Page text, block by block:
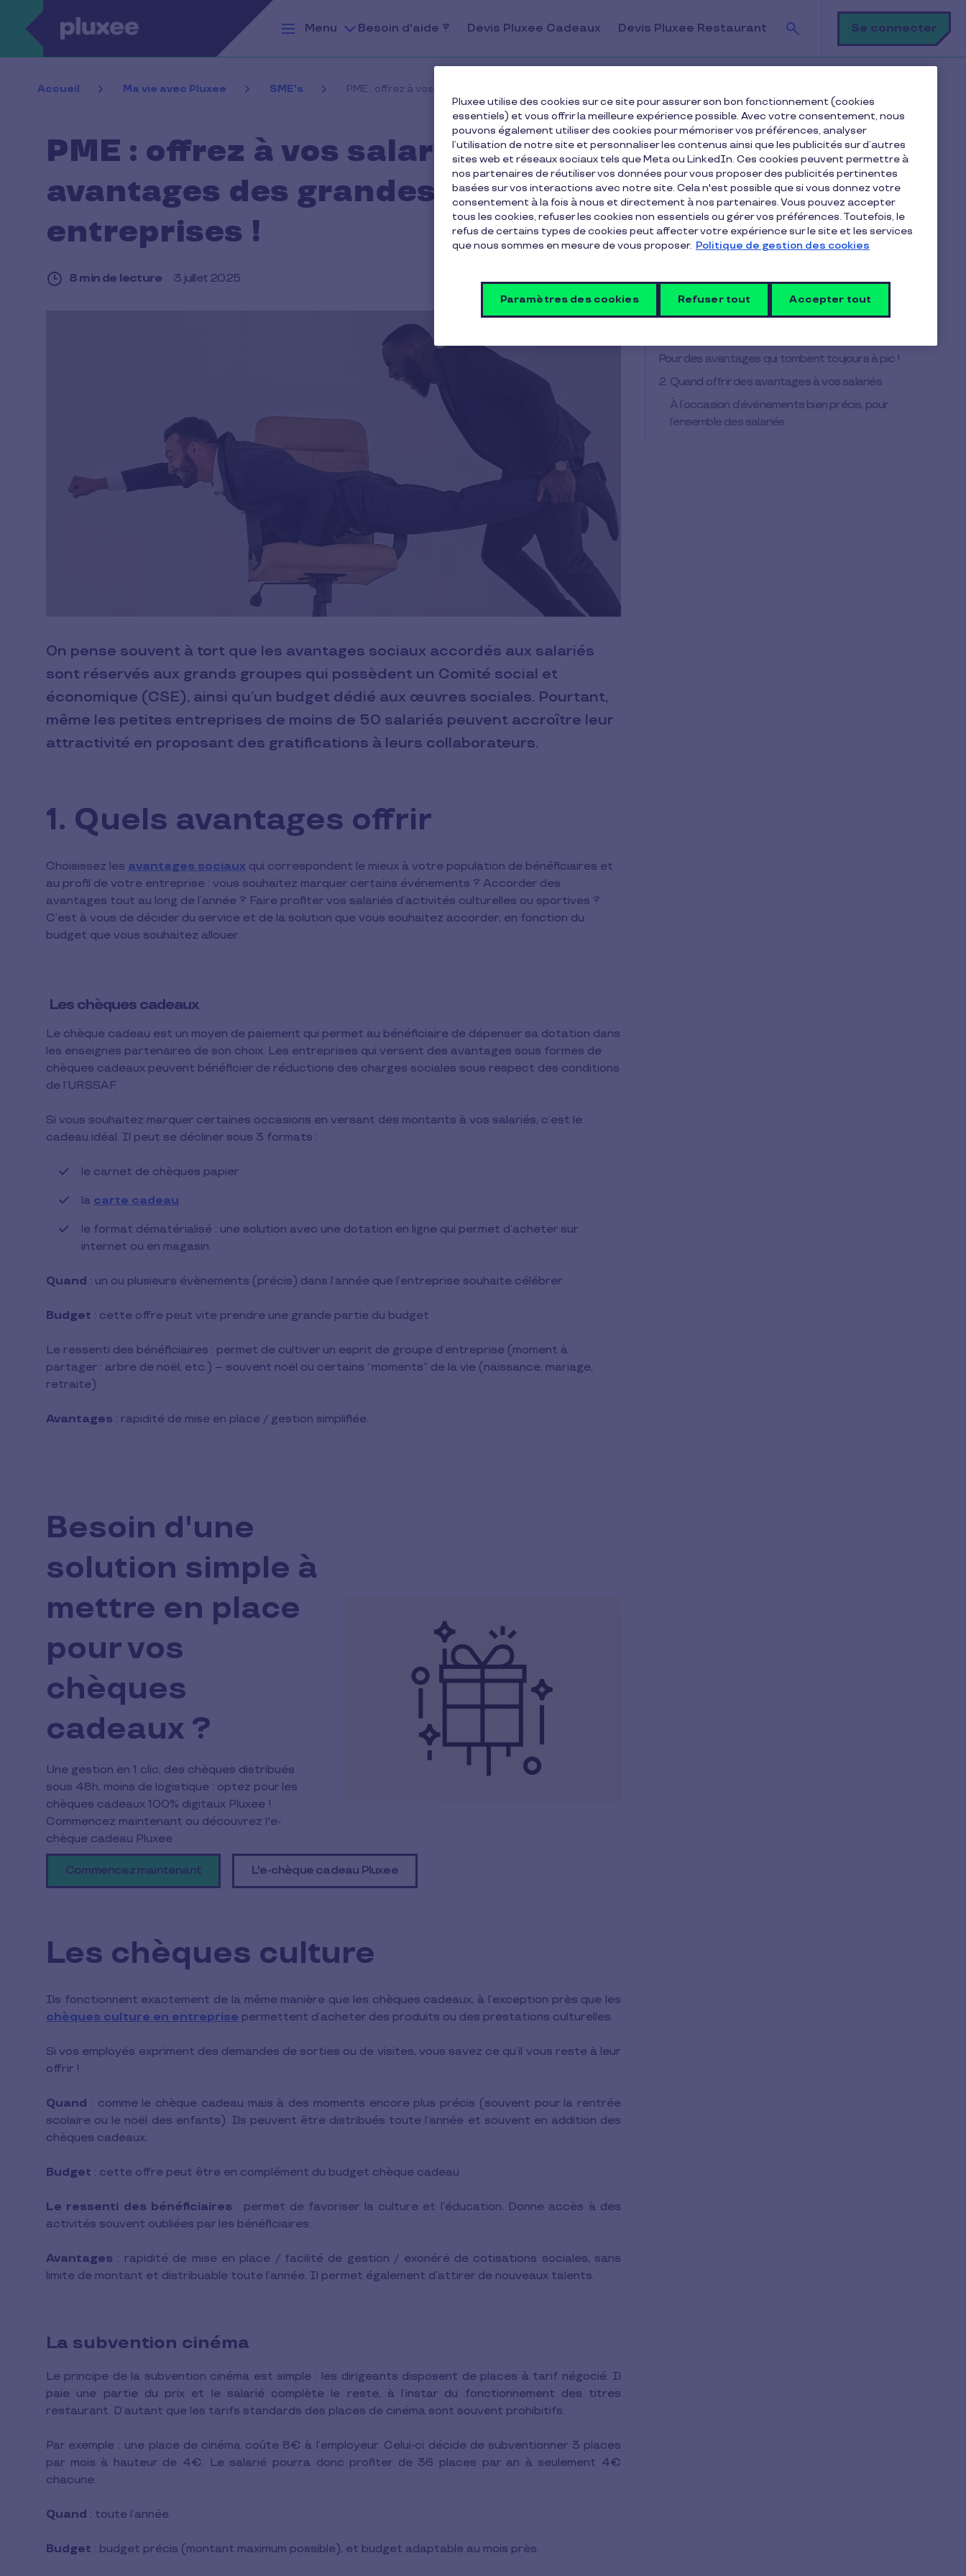
Aller au contenu principal
Menu
Besoin d'aide ? Devis Pluxee Cadeaux Devis Pluxee Restaurant
Recherche
Se connecter
Accueil Ma vie avec Pluxee SME's PME : offrez à vos salariés les avantages des grandes entreprises !
PME : offrez à vos salariés les
avantages des grandes
entreprises !
8 min de lecture 3 juillet 2025
On pense souvent à tort que les avantages sociaux accordés aux salariés
sont réservés aux grands groupes qui possèdent un Comité social et
économique (CSE), ainsi qu’un budget dédié aux œuvres sociales. Pourtant,
même les petites entreprises de moins de 50 salariés peuvent accroître leur
attractivité en proposant des gratifications à leurs collaborateurs.
1. Quels avantages offrir
Choisissez les avantages sociaux qui correspondent le mieux à votre population de bénéficiaires et
au profil de votre entreprise : vous souhaitez marquer certains événements ? Accorder des
avantages tout au long de l’année ? Faire profiter vos salariés d’activités culturelles ou sportives ?
C’est à vous de décider du service et de la solution que vous souhaitez accorder, en fonction du
budget que vous souhaitez allouer.
Les chèques cadeaux
Le chèque cadeau est un moyen de paiement qui permet au bénéficiaire de dépenser sa dotation dans
les enseignes partenaires de son choix. Les entreprises qui versent des avantages sous formes de
chèques cadeaux peuvent bénéficier de réductions des charges sociales sous respect des conditions
de l’URSSAF.
Si vous souhaitez marquer certaines occasions en versant des montants à vos salariés, c’est le
cadeau idéal. Il peut se décliner sous 3 formats :
le carnet de chèques papier
la carte cadeau
le format dématérialisé : une solution avec une dotation en ligne qui permet d’acheter sur
internet ou en magasin.
Quand : un ou plusieurs évènements (précis) dans l’année que l’entreprise souhaite célébrer
Budget : cette offre peut vite prendre une grande partie du budget
Le ressenti des bénéficiaires : permet de cultiver un esprit de groupe d’entreprise (moment à
partager : arbre de noël, etc.) – souvent noël ou certains “moments” de la vie (naissance, mariage,
retraite)
Avantages : rapidité de mise en place / gestion simplifiée.
Besoin d'une
solution simple à
mettre en place
pour vos
chèques
cadeaux ?
Une gestion en 1 clic, des chèques distribués
sous 48h, moins de logistique : optez pour les
chèques cadeaux 100% digitaux Pluxee !
Commencez maintenant ou découvrez l'e-
chèque cadeau Pluxee
Commencez maintenant L'e-chèque cadeau Pluxee
Les chèques culture
Ils fonctionnent exactement de la même manière que les chèques cadeaux, à l’exception près que les
chèques culture en entreprise permettent d’acheter des produits ou des prestations culturelles.
Si vos employés expriment des demandes de sorties ou de visites, vous savez ce qu’il vous reste à leur
offrir !
Quand : comme le chèque cadeau mais à des moments encore plus précis (souvent pour la rentrée
scolaire ou le noël des enfants). Ils peuvent être distribués toute l’année et souvent en addition des
chèques cadeaux.
Budget : cette offre peut être en complément du budget chèque cadeau
Le ressenti des bénéficiaires : permet de favoriser la culture et l’éducation. Donne accès à des
activités souvent oubliées par les bénéficiaires.
Avantages : rapidité de mise en place / facilité de gestion / exonéré de cotisations sociales, sans
limite de montant et distribuable toute l’année. Il permet également d’attirer de nouveaux talents.
La subvention cinéma
Le principe de la subvention cinéma est simple : les dirigeants disposent de places à tarif négocié. Il
paie une partie du prix et le salarié complète le reste, à l’instar du fonctionnement des titres
restaurant. D’autant que les tarifs standards des places de cinéma sont souvent prohibitifs.
Par exemple : une place de cinéma coûte 8€ à l’employeur. Celui-ci décide de subventionner 3 places
par mois à hauteur de 4€. Le salarié pourra donc profiter de 36 places par an à seulement 4€
chacune.
Quand : toute l’année.
Budget : budget précis (montant maximum possible), et budget adaptable au mois près.
Sommaire
1. Quels avantages offrir
Besoin d'une solution simple à mettre en place
pour vos chèques cadeaux ?
Les chèques culture
L’espace de réduction
Un espace billetterie
Pour des avantages qui tombent toujours à pic !
2. Quand offrir des avantages à vos salariés
À l’occasion d’événements bien précis, pour
l’ensemble des salariés
Pluxee utilise des cookies sur ce site pour assurer son bon fonctionnement (cookies
essentiels) et vous offrir la meilleure expérience possible. Avec votre consentement, nous
pouvons également utiliser des cookies pour mémoriser vos préférences, analyser
l’utilisation de notre site et personnaliser les contenus ainsi que les publicités sur d’autres
sites web et réseaux sociaux tels que Meta ou LinkedIn. Ces cookies peuvent permettre à
nos partenaires de réutiliser vos données pour vous proposer des publicités pertinentes
basées sur vos interactions avec notre site. Cela n'est possible que si vous donnez votre
consentement à la fois à nous et directement à nos partenaires. Vous pouvez accepter
tous les cookies, refuser les cookies non essentiels ou gérer vos préférences. Toutefois, le
refus de certains types de cookies peut affecter votre expérience sur le site et les services
que nous sommes en mesure de vous proposer. Politique de gestion des cookies
Paramètres des cookies Refuser tout Accepter tout